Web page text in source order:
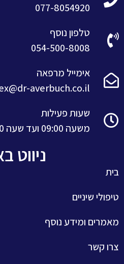
077-8054920
טלפון נוסף
054-500-8008
אימייל מרפאה
averbuch.co.il
שעות פעילות
משעה 09:00 ועד שעה 20:00
ניווט
בית
טיפולי שיניים
מאמרים ומידע נוסף
צרו קשר